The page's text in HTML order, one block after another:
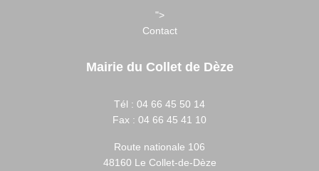
">
Contact
Mairie du Collet de Dèze
Tél : 04 66 45 50 14
Fax : 04 66 45 41 10
Route nationale 106
48160 Le Collet-de-Dèze